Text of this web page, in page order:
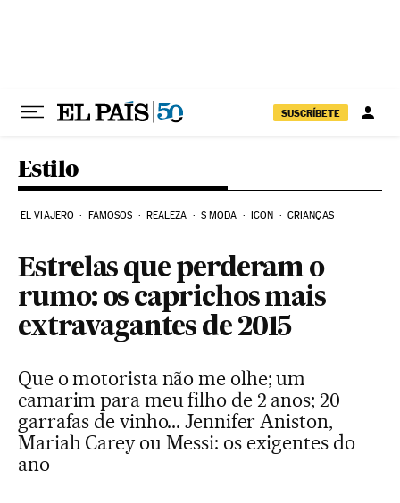
SUSCRÍBETE
Estilo
EL VIAJERO FAMOSOS REALEZA S MODA ICON CRIANÇAS
Estrelas que perderam o
rumo: os caprichos mais
extravagantes de 2015
Que o motorista não me olhe; um
camarim para meu filho de 2 anos; 20
garrafas de vinho... Jennifer Aniston,
Mariah Carey ou Messi: os exigentes do
ano